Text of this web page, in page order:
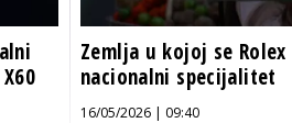
Zemlja u kojoj se
nacionalni specijalitet
16/05/2026 | 09:40